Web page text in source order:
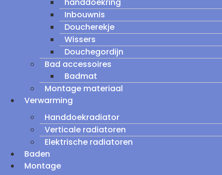
Inbouwnis
Doucherekje
Wissers
Douchegordijn
Bad accessoires
Badmat
Montage materiaal
Verwarming
Handdoekradiator
Verticale radiatoren
Elektrische radiatoren
Baden
Montage